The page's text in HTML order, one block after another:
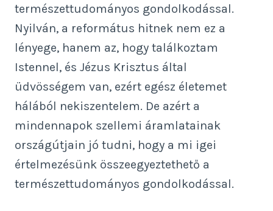
természettudományos gondolkodással.
Nyilván, a református hitnek nem ez a
lényege, hanem az, hogy találkoztam
Istennel, és Jézus Krisztus által
üdvösségem van, ezért egész életemet
hálából nekiszentelem. De azért a
mindennapok szellemi áramlatainak
országútjain jó tudni, hogy a mi igei
értelmezésünk összeegyeztethető a
természettudományos gondolkodással.